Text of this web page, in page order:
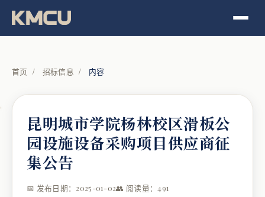
首页 / 招标信息 / 内容
昆明城市学院杨林校区滑板公
园设施设备采购项目供应商征
集公告
📅 发布日期：2025-01-02👥 阅读量：491